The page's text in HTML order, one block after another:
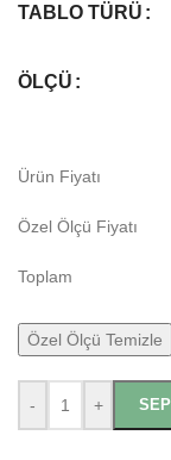
TABLO TÜRÜ
ÖLÇÜ
Ürün Fiyatı
Özel Ölçü Fiyatı
Toplam
Özel Ölçü Temizle
- +